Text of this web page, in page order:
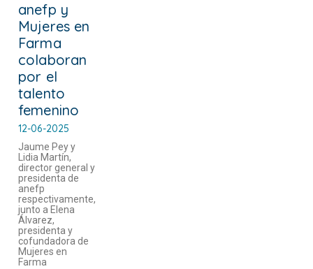
anefp y
Mujeres en
Farma
colaboran
por el
talento
femenino
12-06-2025
Jaume Pey y
Lidia Martín,
director general y
presidenta de
anefp
respectivamente,
junto a Elena
Álvarez,
presidenta y
cofundadora de
Mujeres en
Farma